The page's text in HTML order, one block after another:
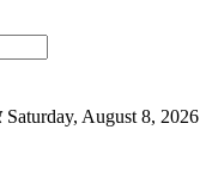
Saturday, August 8, 2026